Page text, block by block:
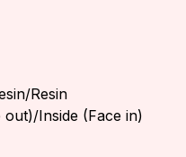
Resin
out)/Inside (Face in)